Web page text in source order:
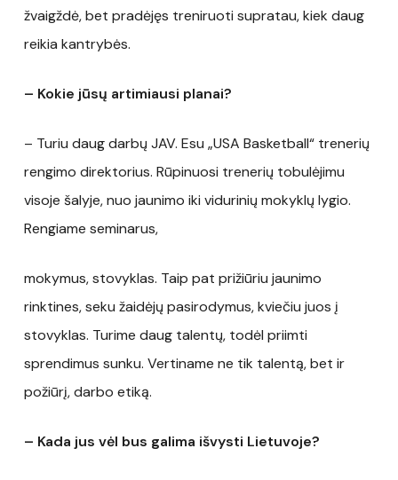
žvaigždė, bet pradėjęs treniruoti supratau, kiek daug
reikia kantrybės.
– Kokie jūsų artimiausi planai?
– Turiu daug darbų JAV. Esu „USA Basketball“ trenerių
rengimo direktorius. Rūpinuosi trenerių tobulėjimu
visoje šalyje, nuo jaunimo iki vidurinių mokyklų lygio.
Rengiame seminarus,
mokymus, stovyklas. Taip pat prižiūriu jaunimo
rinktines, seku žaidėjų pasirodymus, kviečiu juos į
stovyklas. Turime daug talentų, todėl priimti
sprendimus sunku. Vertiname ne tik talentą, bet ir
požiūrį, darbo etiką.
– Kada jus vėl bus galima išvysti Lietuvoje?